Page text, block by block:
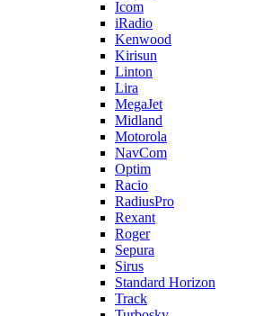
Icom
iRadio
Kenwood
Kirisun
Linton
Lira
MegaJet
Midland
Motorola
NavCom
Optim
Racio
RadiusPro
Rexant
Roger
Sepura
Sirus
Standard Horizon
Track